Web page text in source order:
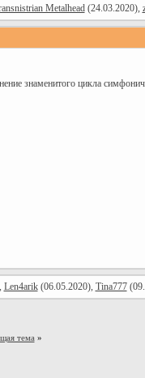
Metalhead(24.03.2020),
знаменитого цикла
Len4arik(06.05.2020), Tina777
тема »